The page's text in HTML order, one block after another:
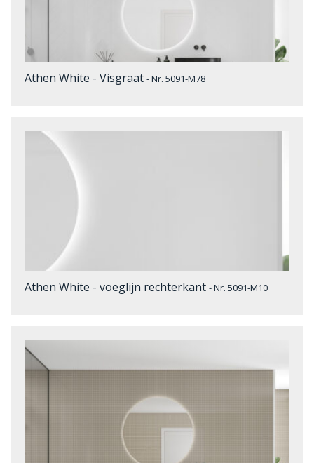
Athen White - Visgraat - Nr. 5091-M78
Athen White - voeglijn rechterkant - Nr. 5091-M10